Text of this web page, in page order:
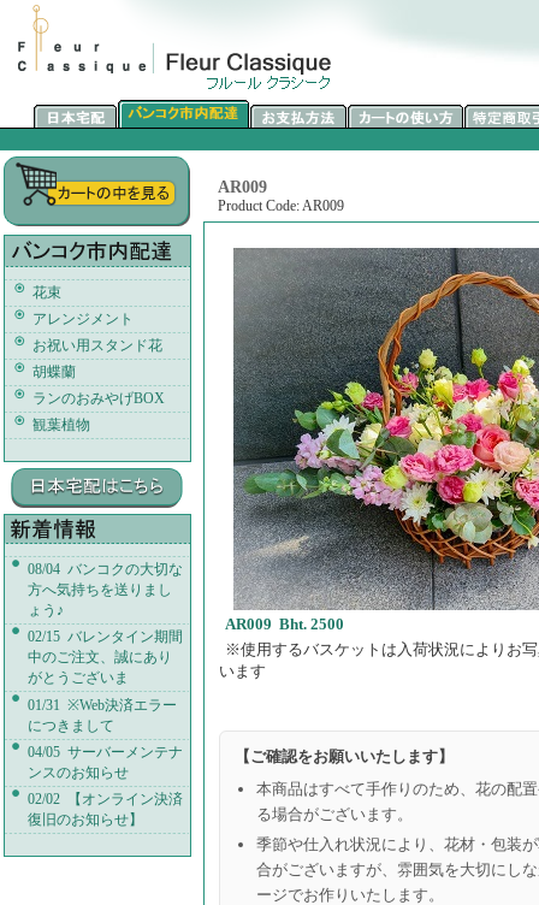
花束
アレンジメント
お祝い用スタンド花
胡蝶蘭
ランのおみやげBOX
観葉植物
08/04 バンコクの大切な
方へ気持ちを送りまし
ょう♪
02/15 バレンタイン期間
中のご注文、誠にあり
がとうございま
01/31 ※Web決済エラー
につきまして
04/05 サーバーメンテナ
ンスのお知らせ
02/02 【オンライン決済
復旧のお知らせ】
AR009
Product Code: AR009
AR009 Bht. 2500
※使用するバスケットは入荷状況によりお
います
【ご確認をお願いいたします】
本商品はすべて手作りのため、花の配
る場合がございます。
季節や仕入れ状況により、花材・包装
合がございますが、雰囲気を大切にし
ージでお作りいたします。